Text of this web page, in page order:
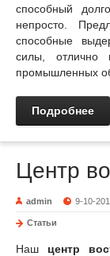
способный
непросто.
способные
силы, отлично
промышленных
Подробнее
Центр
admin 9-10-
Статьи
Наш центр